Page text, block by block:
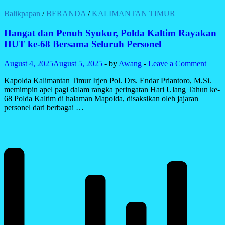
21
Polda
Kaltim
Siagakan
Personel
dan
Utamakan
Pendekatan
Humanis
Balikpapan /BERANDA /KALIMANTAN TIMUR
Hangat dan Penuh Syukur, Polda Kaltim Rayakan
HUT ke-68 Bersama Seluruh Personel
August 4, 2025August 5, 2025 - by Awang - Leave a Comment
Kapolda Kalimantan Timur Irjen Pol. Drs. Endar Priantoro, M.Si.
memimpin apel pagi dalam rangka peringatan Hari Ulang Tahun ke-
68 Polda Kaltim di halaman Mapolda, disaksikan oleh jajaran
personel dari berbagai …